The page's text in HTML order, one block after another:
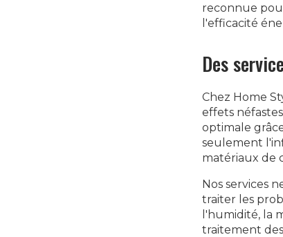
reconnue
l'efficacité
Des
Chez Home
effets
optimale
seulement
matériaux de
Nos services
traiter les
l'humidité, la
traitement